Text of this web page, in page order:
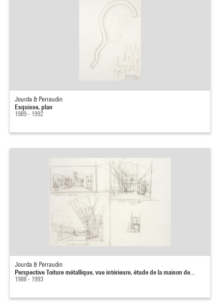
Jourda & Perraudin
Esquisse, plan
1989 - 1992
Jourda & Perraudin
Perspective Toiture métallique, vue intérieure, étude de la maison de...
1988 - 1993